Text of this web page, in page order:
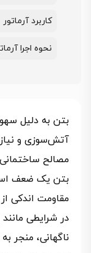
کاربرد آرماتور
نحوه اجرا
بتن به دلیل
آتش‌سوزی و نیاز
مصالح
بتن یک ضعف
مقاومت اندکی
در شرایطی مانند
ناگهانی،